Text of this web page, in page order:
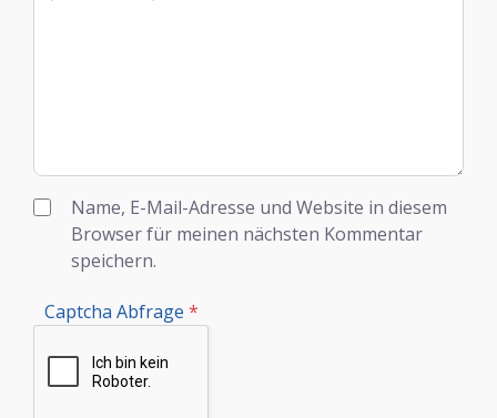
Name, E-Mail-Adresse und Website in diesem
Browser für meinen nächsten Kommentar
speichern.
Captcha Abfrage *